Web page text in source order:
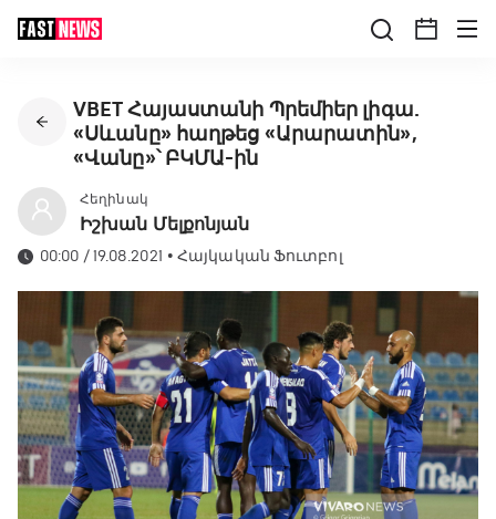
VBET Հայաստանի Պրեմիեր լիգա.
«Սևանը» հաղթեց «Արարատին»,
«Վանը»՝ ԲԿՄԱ-ին
Հեղինակ
Իշխան Մելքոնյան
00:00 / 19.08.2021 •Հայկական Ֆուտբոլ